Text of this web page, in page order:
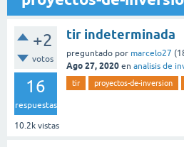
+2
votos
16
respuestas
10.2k vistas
tir indeterminada
preguntado por marcelo27 (
Ago 27, 2020 en analisis de
tir proyectos-de-inversion